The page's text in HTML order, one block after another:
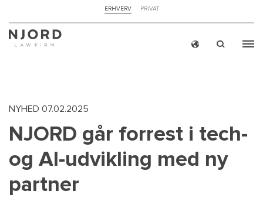
TOP
MENU
ERHVERV PRIVAT
NYHED 07.02.2025
NJORD går forrest i tech-
og AI-udvikling med ny
partner